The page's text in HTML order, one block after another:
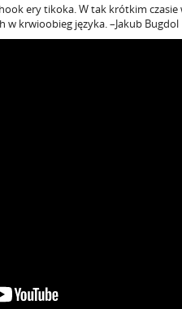
ery tikoka. W tak krótkim czasie
w krwioobieg języka. –Jakub Bugdol